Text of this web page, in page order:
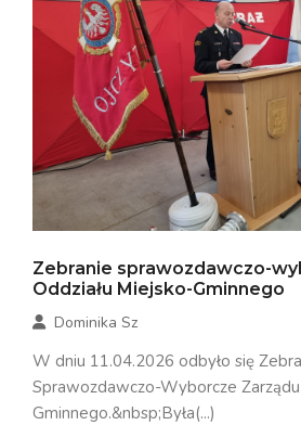
Zebranie sprawozdawczo-
Oddziału Miejsko-Gminnego
Dominika Sz
W dniu 11.04.2026 odbyło się
Sprawozdawczo-Wyborcze Zarządu
Gminnego.&nbsp;Była(...)